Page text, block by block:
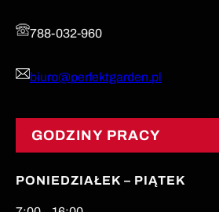
788-032-960
biuro@perfektgarden.pl
GODZINY PRACY
PONIEDZIAŁEK – PIĄTEK